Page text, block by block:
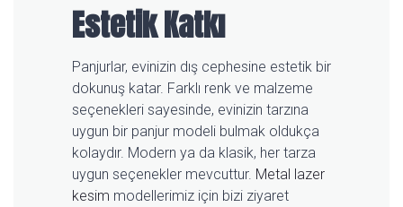
Estetik Katkı
Panjurlar, evinizin dış cephesine estetik bir
dokunuş katar. Farklı renk ve malzeme
seçenekleri sayesinde, evinizin tarzına
uygun bir panjur modeli bulmak oldukça
kolaydır. Modern ya da klasik, her tarza
uygun seçenekler mevcuttur. Metal lazer
kesim modellerimiz için bizi ziyaret